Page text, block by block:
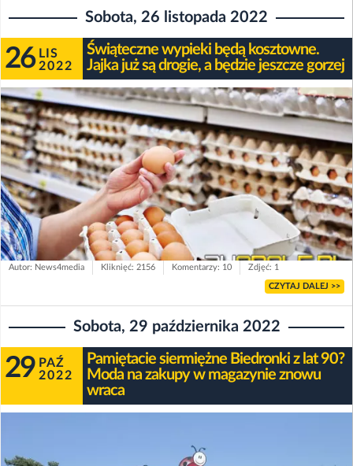
Sobota, 26 listopada 2022
26 LIS
2022
Świąteczne wypieki będą kosztowne.
Jajka już są drogie, a będzie jeszcze gorzej
Autor: News4media Kliknięć: 2156 Komentarzy: 10 Zdjęć: 1
CZYTAJ DALEJ >>
Sobota, 29 października 2022
29 PAŹ
2022
Pamiętacie siermiężne Biedronki z lat 90?
Moda na zakupy w magazynie znowu
wraca